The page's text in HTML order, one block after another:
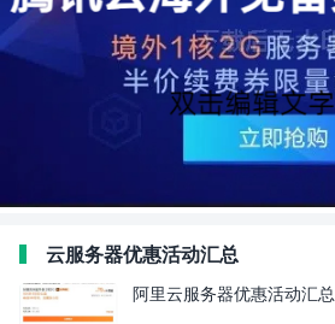
云服务器优惠活动汇总
阿里云服务器优惠活动汇总